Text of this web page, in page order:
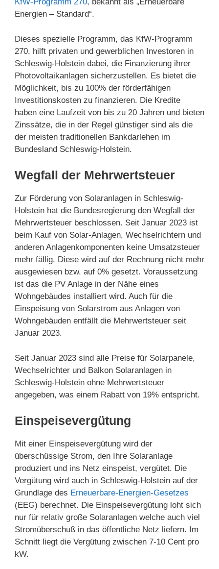
Energien – Standard“.
Dieses spezielle Programm, das KfW-Programm
270, hilft privaten und gewerblichen Investoren in
Schleswig-Holstein dabei, die Finanzierung ihrer
Photovoltaikanlagen sicherzustellen. Es bietet die
Möglichkeit, bis zu 100% der förderfähigen
Investitionskosten zu finanzieren. Die Kredite
haben eine Laufzeit von bis zu 20 Jahren und bieten
Zinssätze, die in der Regel günstiger sind als die
der meisten traditionellen Bankdarlehen im
Bundesland Schleswig-Holstein.
Wegfall der Mehrwertsteuer
Zur Förderung von Solaranlagen in Schleswig-
Holstein hat die Bundesregierung den Wegfall der
Mehrwertsteuer beschlossen. Seit Januar 2023 ist
beim Kauf von Solar-Anlagen, Wechselrichtern und
anderen Anlagenkomponenten keine Umsatzsteuer
mehr fällig. Diese wird auf der Rechnung nicht mehr
ausgewiesen bzw. auf 0% gesetzt. Voraussetzung
ist das die PV Anlage in der Nähe eines
Wohngebäudes installiert wird. Auch für die
Einspeisung von Solarstrom aus Anlagen von
Wohngebäuden entfällt die Mehrwertsteuer seit
Januar 2023.
Seit Januar 2023 sind alle Preise für Solarpanele,
Wechselrichter und Balkon Solaranlagen in
Schleswig-Holstein ohne Mehrwertsteuer
angegeben, was einem Rabatt von 19% entspricht.
Einspeisevergütung
Mit einer Einspeisevergütung wird der
überschüssige Strom, den Ihre Solaranlage
produziert und ins Netz einspeist, vergütet. Die
Vergütung wird auch in Schleswig-Holstein auf der
Grundlage des Erneuerbare-Energien-Gesetzes
(EEG) berechnet. Die Einspeisevergütung loht sich
nur für relativ große Solaranlagen welche auch viel
Stromüberschuß in das öffentliche Netz liefern. Im
Schnitt liegt die Vergütung zwischen 7-10 Cent pro
kW.